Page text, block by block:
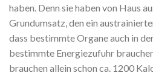
haben. Denn sie haben von Haus
Grundumsatz, den ein
dass bestimmte Organe auch in
bestimmte Energiezufuhr
brauchen allein schon ca. 1200